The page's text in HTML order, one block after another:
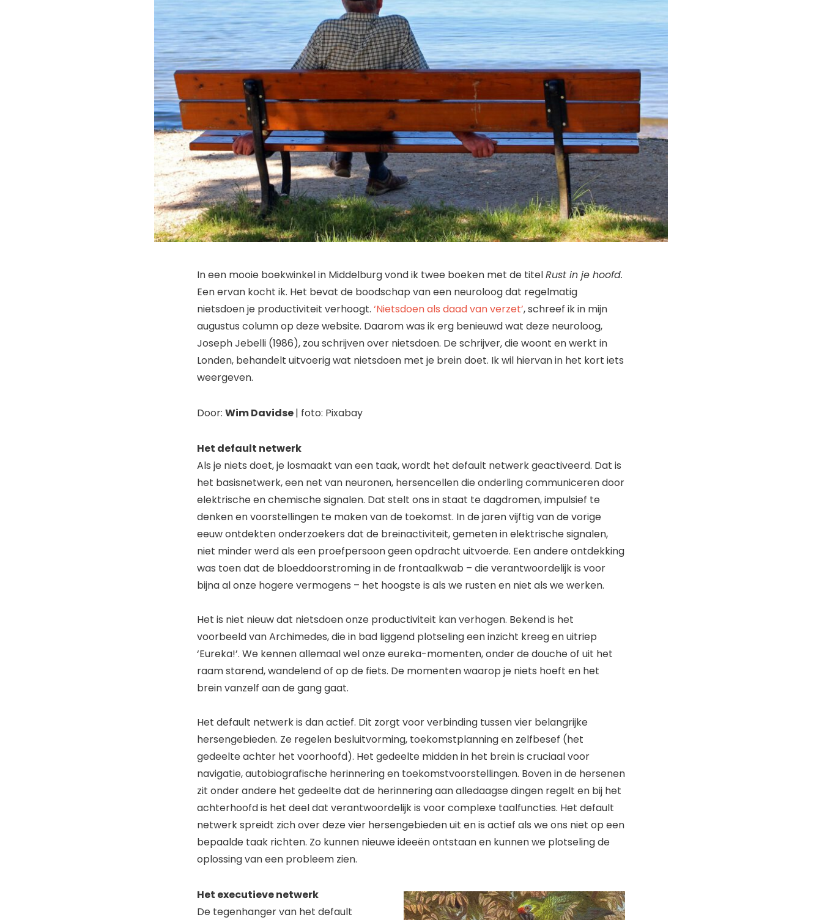
In een mooie boekwinkel in Middelburg vond ik twee boeken met de titelRust in je hoofd.
Een ervan kocht ik. Het bevat de boodschap van een neuroloog dat regelmatig
nietsdoen je productiviteit verhoogt. ‘Nietsdoen als daad van verzet’, schreef ik in mijn
augustus column op deze website. Daarom was ik erg benieuwd wat deze neuroloog,
Joseph Jebelli (1986), zou schrijven over nietsdoen. De schrijver, die woont en werkt in
Londen, behandelt uitvoerig wat nietsdoen met je brein doet. Ik wil hiervan in het kort iets
weergeven.
Door: Wim Davidse| foto: Pixabay
Het default netwerk
Als je niets doet, je losmaakt van een taak, wordt het default netwerk geactiveerd. Dat is
het basisnetwerk, een net van neuronen, hersencellen die onderling communiceren door
elektrische en chemische signalen. Dat stelt ons in staat te dagdromen, impulsief te
denken en voorstellingen te maken van de toekomst. In de jaren vijftig van de vorige
eeuw ontdekten onderzoekers dat de breinactiviteit, gemeten in elektrische signalen,
niet minder werd als een proefpersoon geen opdracht uitvoerde. Een andere ontdekking
was toen dat de bloeddoorstroming in de frontaalkwab – die verantwoordelijk is voor
bijna al onze hogere vermogens – het hoogste is als we rusten en niet als we werken.
Het is niet nieuw dat nietsdoen onze productiviteit kan verhogen. Bekend is het
voorbeeld van Archimedes, die in bad liggend plotseling een inzicht kreeg en uitriep
‘Eureka!’. We kennen allemaal wel onze eureka-momenten, onder de douche of uit het
raam starend, wandelend of op de fiets. De momenten waarop je niets hoeft en het
brein vanzelf aan de gang gaat.
Het default netwerk is dan actief. Dit zorgt voor verbinding tussen vier belangrijke
hersengebieden. Ze regelen besluitvorming, toekomstplanning en zelfbesef (het
gedeelte achter het voorhoofd). Het gedeelte midden in het brein is cruciaal voor
navigatie, autobiografische herinnering en toekomstvoorstellingen. Boven in de hersenen
zit onder andere het gedeelte dat de herinnering aan alledaagse dingen regelt en bij het
achterhoofd is het deel dat verantwoordelijk is voor complexe taalfuncties. Het default
netwerk spreidt zich over deze vier hersengebieden uit en is actief als we ons niet op een
bepaalde taak richten. Zo kunnen nieuwe ideeën ontstaan en kunnen we plotseling de
oplossing van een probleem zien.
Het executieve netwerk
De tegenhanger van het default